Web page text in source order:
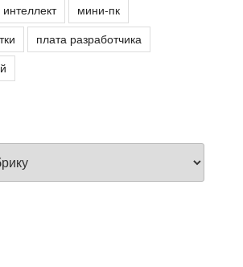
мини-пк
плата разработчика